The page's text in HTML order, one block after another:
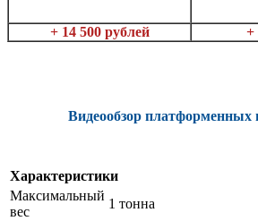
+ 14 500 рублей +
Видеообзор
Характеристики
Максимальный
вес
1 тонна